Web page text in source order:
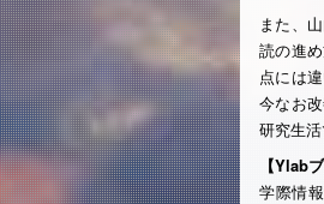
また、
読の進
点には
今なお
研究生活
【Ylab
学際情